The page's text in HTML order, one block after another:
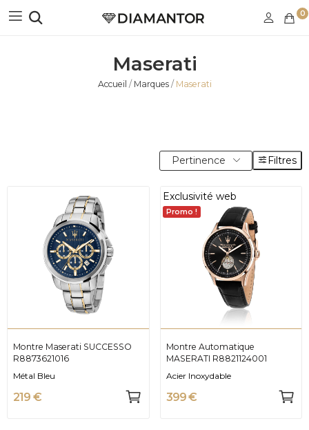
0
Maserati
Accueil Marques Maserati
Pertinence Filtres
Montre Maserati SUCCESSO
R8873621016
Métal Bleu
219 €
Exclusivité web
Promo !
Montre Automatique
MASERATI R8821124001
Acier Inoxydable
399 €